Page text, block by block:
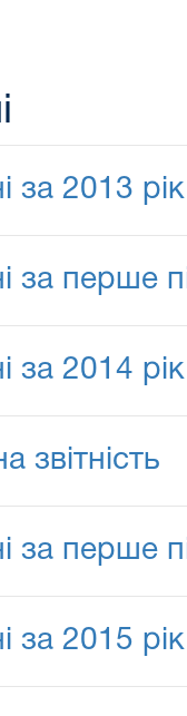
за 2013 рік
за перше
за 2014 рік
звітність
за перше
за 2015 рік